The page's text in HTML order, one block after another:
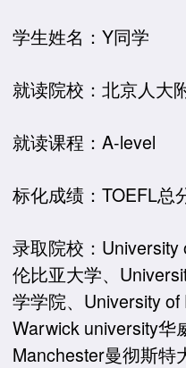
学生姓名：Y同学
就读院校：北京人大
就读课程：A-level
标化成绩：TOEFL总
录取院校：University
伦比亚大学、
学学院、University of
Warwick university华
Manchester曼彻斯特